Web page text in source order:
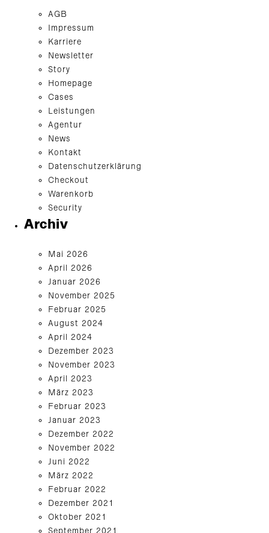
AGB
Impressum
Karriere
Newsletter
Story
Homepage
Cases
Leistungen
Agentur
News
Kontakt
Datenschutzerklärung
Checkout
Warenkorb
Security
Archiv
Mai 2026
April 2026
Januar 2026
November 2025
Februar 2025
August 2024
April 2024
Dezember 2023
November 2023
April 2023
März 2023
Februar 2023
Januar 2023
Dezember 2022
November 2022
Juni 2022
März 2022
Februar 2022
Dezember 2021
Oktober 2021